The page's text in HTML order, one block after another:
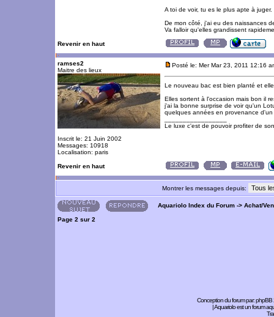
A toi de voir, tu es le plus apte à juger.
De mon côté, j'ai eu des naissances
Va falloir qu'elles grandissent
Revenir en haut
ramses2
Maitre des lieux
Inscrit le: 21 Juin 2002
Messages: 10918
Localisation: paris
Posté le: Mer Mar 23, 2011 12:16
Le nouveau bac est bien planté et
Elles sortent à l'occasion mais bon il
j'ai la bonne surprise de voir qu'un
quelques années en provenance
Le luxe c'est de pouvoir profiter de
Revenir en haut
Montrer les messages depuis:
Aquariolo Index du Forum -> Achat/
Page 2 sur 2
Conception du forum par:phpBB
| Aquariolo est un forum